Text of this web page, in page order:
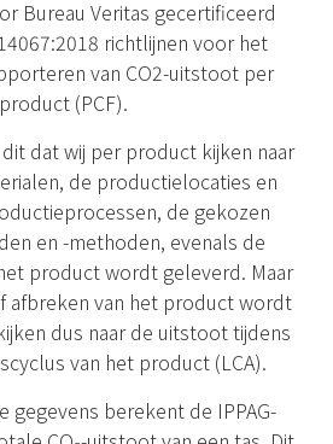
Bureau Veritas gecertificeerd
richtlijnen voor het
van CO2-uitstoot per
product (PCF).
dat wij per product kijken naar
de productielocaties en
de gekozen
en -methoden, evenals de
product wordt geleverd. Maar
afbreken van het product wordt
dus naar de uitstoot tijdens
van het product (LCA).
gegevens berekent de IPPAG-